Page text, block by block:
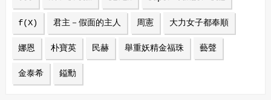
f(X) 君主－假面的主人 周憲 大力女子都奉順
娜恩 朴寶英 民赫 舉重妖精金福珠 藝聲
金泰希 鎰勳